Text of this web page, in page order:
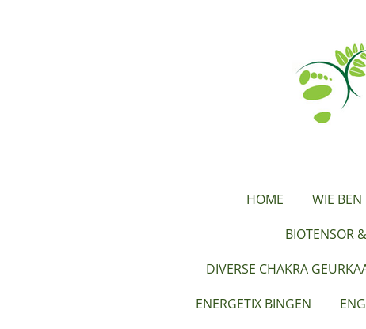
HOME WIE BEN
BIOTENSOR
DIVERSE CHAKRA
ENERGETIX BINGEN